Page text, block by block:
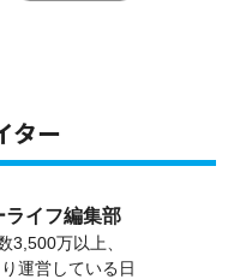
ター
ライフ編集部
3,500万以上、
運営している日